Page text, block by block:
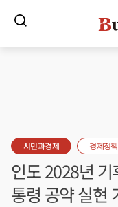
시민과경제 경제정책
인도 2028년 기
통령 공약 실현